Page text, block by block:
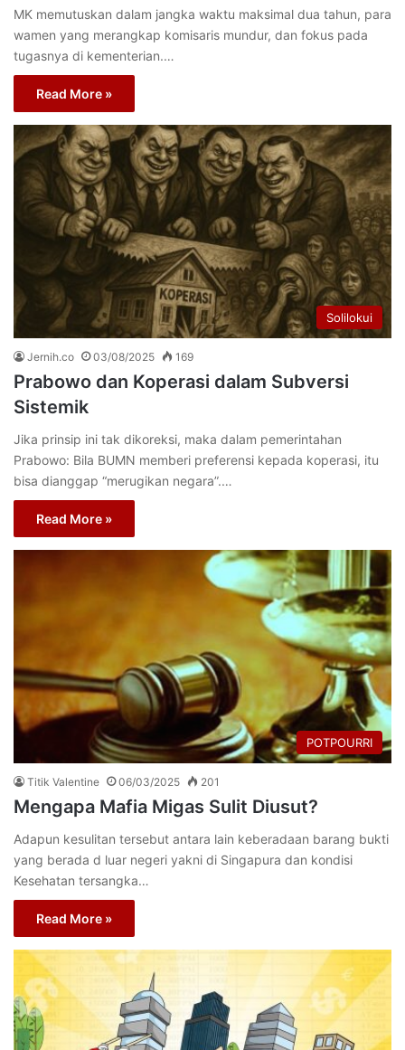
MK memutuskan dalam jangka waktu maksimal dua tahun, para
wamen yang merangkap komisaris mundur, dan fokus pada
tugasnya di kementerian.…
Read More »
Solilokui
Jernih.co 03/08/2025 169
Prabowo dan Koperasi dalam Subversi
Sistemik
Jika prinsip ini tak dikoreksi, maka dalam pemerintahan
Prabowo: Bila BUMN memberi preferensi kepada koperasi, itu
bisa dianggap “merugikan negara”.…
Read More »
POTPOURRI
Titik Valentine 06/03/2025 201
Mengapa Mafia Migas Sulit Diusut?
Adapun kesulitan tersebut antara lain keberadaan barang bukti
yang berada d luar negeri yakni di Singapura dan kondisi
Kesehatan tersangka…
Read More »